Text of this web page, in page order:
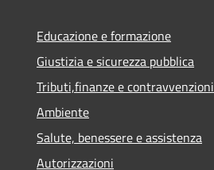
Educazione e formazione
Giustizia e sicurezza pubblica
Tributi,finanze e contravvenzioni
Ambiente
Salute, benessere e assistenza
Autorizzazioni